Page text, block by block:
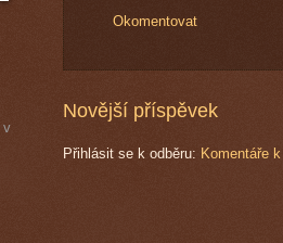
Okomentovat
Novější příspěvek
Přihlásit se k odběru: Komentáře
v